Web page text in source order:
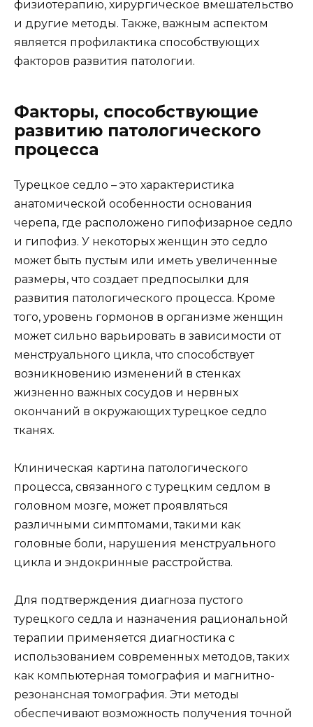
физиотерапию, хирургическое вмешательство
и другие методы. Также, важным аспектом
является профилактика способствующих
факторов развития патологии.
Факторы, способствующие
развитию патологического
процесса
Турецкое седло – это характеристика
анатомической особенности основания
черепа, где расположено гипофизарное седло
и гипофиз. У некоторых женщин это седло
может быть пустым или иметь увеличенные
размеры, что создает предпосылки для
развития патологического процесса. Кроме
того, уровень гормонов в организме женщин
может сильно варьировать в зависимости от
менструального цикла, что способствует
возникновению изменений в стенках
жизненно важных сосудов и нервных
окончаний в окружающих турецкое седло
тканях.
Клиническая картина патологического
процесса, связанного с турецким седлом в
головном мозге, может проявляться
различными симптомами, такими как
головные боли, нарушения менструального
цикла и эндокринные расстройства.
Для подтверждения диагноза пустого
турецкого седла и назначения рациональной
терапии применяется диагностика с
использованием современных методов, таких
как компьютерная томография и магнитно-
резонансная томография. Эти методы
обеспечивают возможность получения точной